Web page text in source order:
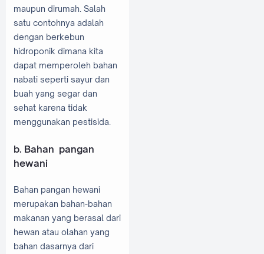
maupun dirumah. Salah
satu contohnya adalah
dengan berkebun
hidroponik dimana kita
dapat memperoleh bahan
nabati seperti sayur dan
buah yang segar dan
sehat karena tidak
menggunakan pestisida.
b. Bahan pangan
hewani
Bahan pangan hewani
merupakan bahan-bahan
makanan yang berasal dari
hewan atau olahan yang
bahan dasarnya dari